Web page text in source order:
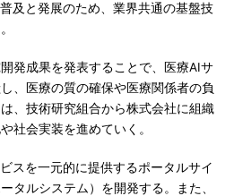
及と発展のため、業界共通の基盤技
発成果を発表することで、医療AIサ
、医療の質の確保や医療関係者の負
、技術研究組合から株式会社に組織
社会実装を進めていく。
スを一元的に提供するポータルサイ
タルシステム）を開発する。また、